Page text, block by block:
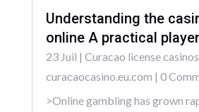
Understanding the
online A practical
23 Juil | Curacao license
curacaocasino.eu.com | 0
>Online gambling has grown